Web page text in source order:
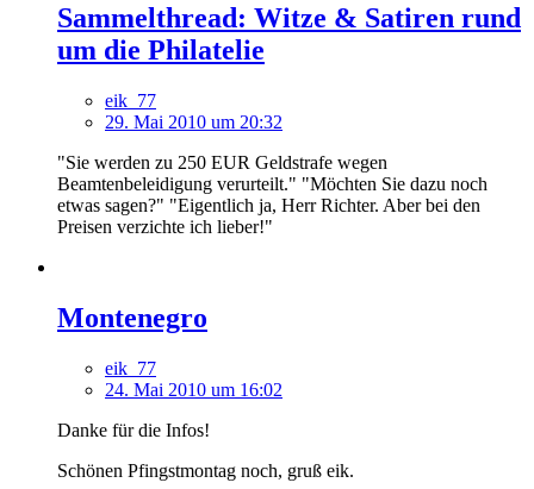
Sammelthread: Witze & Satiren rund
um die Philatelie
eik_77
29. Mai 2010 um 20:32
"Sie werden zu 250 EUR Geldstrafe wegen
Beamtenbeleidigung verurteilt." "Möchten Sie dazu noch
etwas sagen?" "Eigentlich ja, Herr Richter. Aber bei den
Preisen verzichte ich lieber!"
Montenegro
eik_77
24. Mai 2010 um 16:02
Danke für die Infos!
Schönen Pfingstmontag noch, gruß eik.